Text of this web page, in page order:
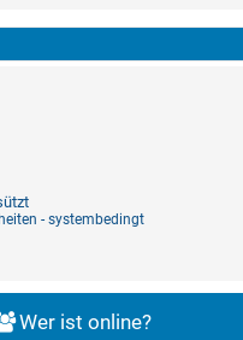
- systembedingt
Wer ist online?